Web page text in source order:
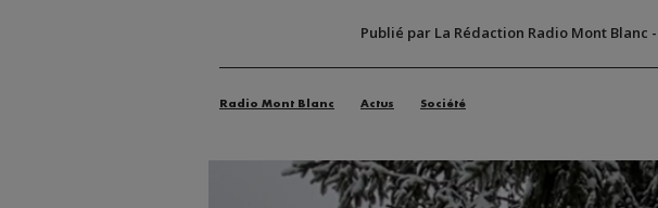
Publié par La Rédaction Radio Mont Blanc -
Radio Mont Blanc Actus Société